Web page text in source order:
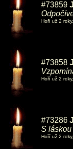
#73859
Hoří už 2
#73858
Hoří už 2
#73286
S láskou
Hoří už 2